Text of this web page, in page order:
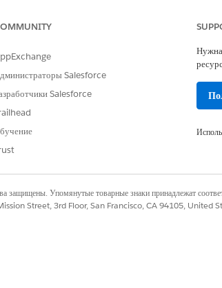
предоставляя инструменты, необходимые
Salesforce
Salesforce
Упомянутые товарные знаки принадлежат
Street, 3rd Floor, San Francisco, CA 94105, United